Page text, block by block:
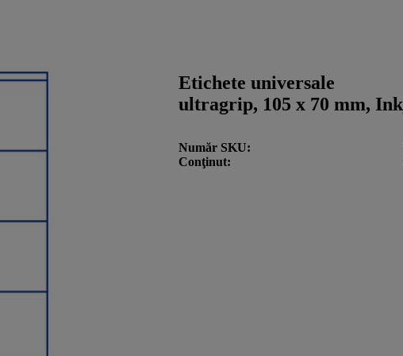
Etichete universale
ultragrip, 105 x 70 mm,
Număr SKU
Conţinut